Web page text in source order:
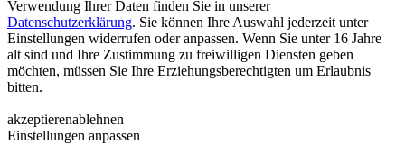
Verwendung Ihrer Daten finden Sie in unserer
Datenschutzerklärung. Sie können Ihre Auswahl jederzeit unter
Einstellungen widerrufen oder anpassen. Wenn Sie unter 16 Jahre
alt sind und Ihre Zustimmung zu freiwilligen Diensten geben
möchten, müssen Sie Ihre Erziehungsberechtigten um Erlaubnis
bitten.
akzeptierenablehnen
Einstellungen anpassen